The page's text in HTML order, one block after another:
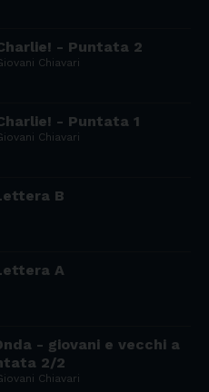
- Puntata 2
Chiavari
- Puntata 1
Chiavari
B
A
- giovani e vecchi a
2/2
Chiavari